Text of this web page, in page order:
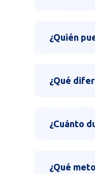
¿Quién
¿Qué
¿Cuánto
¿Qué